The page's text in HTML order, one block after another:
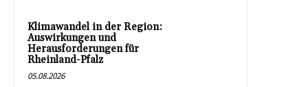
Klimawandel in der Region:
Auswirkungen und
Herausforderungen für
Rheinland-Pfalz
05.08.2026